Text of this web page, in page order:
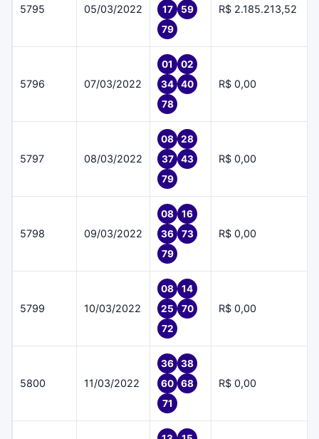
5795 05/03/2022
17
59
79
R$ 2.185.213,52
5796 07/03/2022
01
02
34
40
78
R$ 0,00
5797 08/03/2022
08
28
37
43
79
R$ 0,00
5798 09/03/2022
08
16
36
73
79
R$ 0,00
5799 10/03/2022
08
14
25
70
72
R$ 0,00
5800 11/03/2022
36
38
60
68
71
R$ 0,00